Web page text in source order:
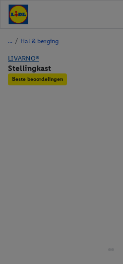
/ Hal & berging
LIVARNO®
Stellingkast
Beste beoordelingen